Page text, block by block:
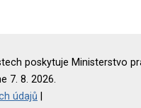
poskytuje Ministerstvo
7. 8. 2026.
údajů